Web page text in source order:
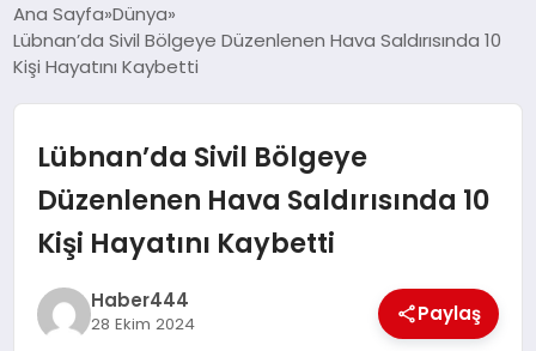
SIYASET
SPOR
TEKNOLOJI
Ana Sayfa Dünya
Lübnan’da Sivil Bölgeye Düzenlenen Hava Saldırısında 10
Kişi Hayatını Kaybetti
Lübnan’da Sivil Bölgeye
Düzenlenen Hava Saldırısında 10
Kişi Hayatını Kaybetti
Haber444
28 Ekim 2024 Paylaş